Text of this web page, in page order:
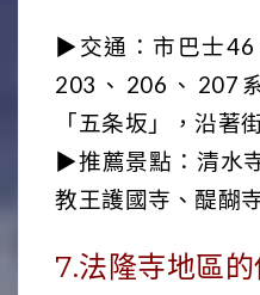
▶交通：市巴士46
203、206、207
「五条坂」，沿著
▶推薦景點：清水
教王護國寺、醍醐
7.法隆寺地區